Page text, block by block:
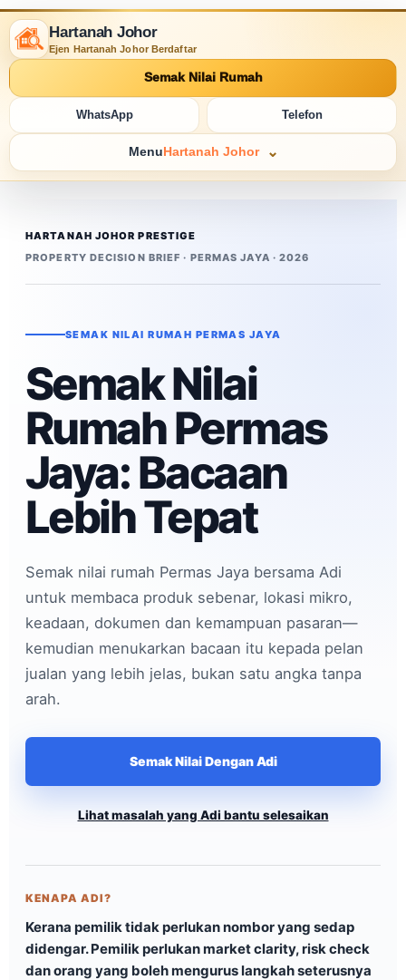
Hartanah Johor
Ejen Hartanah Johor Berdaftar
Semak Nilai Rumah
WhatsApp Telefon
Menu Hartanah Johor
HARTANAH JOHOR PRESTIGE
PROPERTY DECISION BRIEF · PERMAS JAYA · 2026
SEMAK NILAI RUMAH PERMAS JAYA
Semak Nilai
Rumah Permas
Jaya: Bacaan
Lebih Tepat
Semak nilai rumah Permas Jaya bersama Adi
untuk membaca produk sebenar, lokasi mikro,
keadaan, dokumen dan kemampuan pasaran—
kemudian menukarkan bacaan itu kepada pelan
jualan yang lebih jelas, bukan satu angka tanpa
arah.
Semak Nilai Dengan Adi
Lihat masalah yang Adi bantu selesaikan
KENAPA ADI?
Kerana pemilik tidak perlukan nombor yang sedap
didengar. Pemilik perlukan market clarity, risk check
dan orang yang boleh mengurus langkah seterusnya